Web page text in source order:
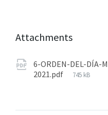
Attachments
6-ORDEN-DEL-DÍA-
2021.pdf
745 kB